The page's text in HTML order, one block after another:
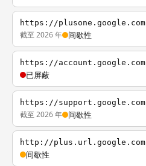
https://plusone.google.com
截至 2026 年 间歇性
https://account.google.com
已屏蔽
https://support.google.com
截至 2026 年 间歇性
http://plus.url.google.com
间歇性